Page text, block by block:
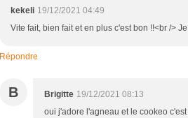
kekeli 19/12/2021 04:49
Vite fait, bien fait et en plus c'est bon !!<br />
Répondre
B Brigitte 19/12/2021 08:13
oui j'adore l'agneau et le cookeo